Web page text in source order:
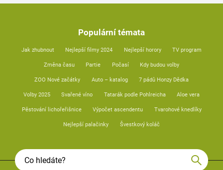
Populární témata
Jak zhubnout Nejlepší filmy 2024 Nejlepší horory TV program
Změna času Partie Počasí Kdy budou volby
ZOO Nové začátky Auto – katalog 7 pádů Honzy Dědka
Volby 2025 Svařené víno Tatarák podle Pohlreicha Aloe vera
Pěstování lichořeřišnice Výpočet ascendentu Tvarohové knedlíky
Nejlepší palačinky Švestkový koláč